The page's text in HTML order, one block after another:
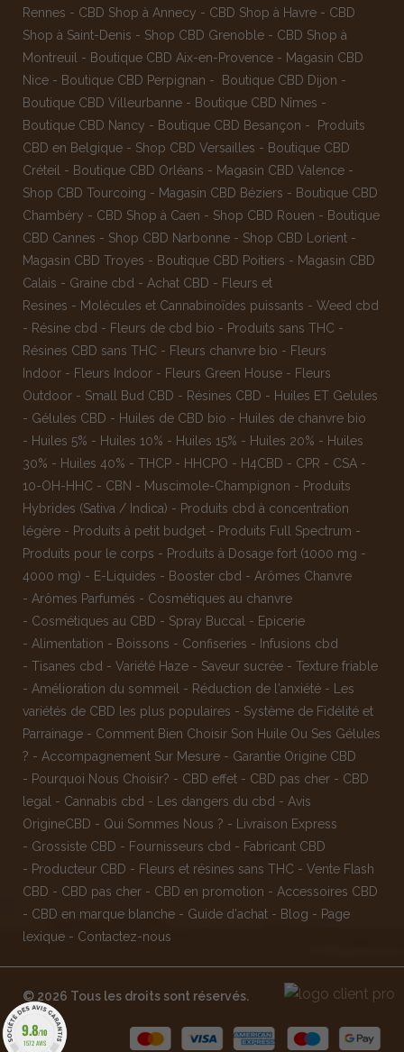
Rennes - CBD Shop à Annecy - CBD Shop à Havre - CBD
Shop à Saint-Denis - Shop CBD Grenoble - CBD Shop à
Montreuil
- Boutique CBD Aix-en-Provence - Magasin CBD
Nice - Boutique CBD Perpignan - Boutique CBD Dijon -
Boutique CBD Villeurbanne - Boutique CBD Nîmes -
Boutique CBD Nancy - Boutique CBD Besançon -
Produits
CBD en Belgique - Shop CBD Versailles - Boutique CBD
Créteil
- Boutique CBD Orléans - Magasin CBD Valence -
Shop CBD Tourcoing - Magasin CBD Béziers - Boutique CBD
Chambéry - CBD Shop à Caen - Shop CBD Rouen - Boutique
CBD Cannes - Shop CBD Narbonne - Shop CBD Lorient -
Magasin CBD Troyes - Boutique CBD Poitiers - Magasin CBD
Calais - Graine cbd - Achat CBD - Fleurs et
Resines - Molécules et Cannabinoïdes puissants - Weed cbd
- Résine cbd - Fleurs de cbd bio - Produits sans THC -
Résines CBD sans THC - Fleurs chanvre bio - Fleurs
Indoor - Fleurs Indoor - Fleurs Green House - Fleurs
Outdoor - Small Bud CBD - Résines CBD - Huiles ET Gelules
- Gélules CBD - Huiles de CBD bio - Huiles de chanvre bio
- Huiles 5% - Huiles 10% - Huiles 15% - Huiles 20% - Huiles
30% - Huiles 40% - THCP - HHCPO - H4CBD - CPR - CSA -
10-OH-HHC - CBN - Muscimole-Champignon - Produits
Hybrides (Sativa / Indica) - Produits cbd à concentration
légère - Produits à petit budget - Produits Full Spectrum -
Produits pour le corps - Produits à Dosage fort (1000 mg -
4000 mg) - E-Liquides - Booster cbd - Arômes Chanvre
- Arômes Parfumés - Cosmétiques au chanvre
- Cosmétiques au CBD - Spray Buccal - Epicerie
- Alimentation - Boissons - Confiseries - Infusions cbd
- Tisanes cbd - Variété Haze - Saveur sucrée - Texture friable
- Amélioration du sommeil - Réduction de l'anxiété -
Les
variétés de CBD les plus populaires - Système de Fidélité et
Parrainage - Comment Bien Choisir Son Huile Ou Ses Gélules
? - Accompagnement Sur Mesure - Garantie Origine CBD
- Pourquoi Nous Choisir? - CBD effet - CBD pas cher - CBD
legal
- Cannabis cbd - Les dangers du cbd - Avis
OrigineCBD - Qui Sommes Nous ? -
Livraison Express
- Grossiste CBD - Fournisseurs cbd - Fabricant CBD
- Producteur CBD - Fleurs et résines sans THC - Vente Flash
CBD - CBD pas cher - CBD en promotion - Accessoires CBD
- CBD en marque blanche - Guide d'achat - Blog - Page
lexique - Contactez-nous
© 2026 Tous les droits sont réservés.
9.8/10
1572 AVIS